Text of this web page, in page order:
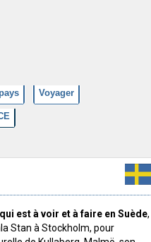
Voyager
est à voir et à faire en Suède,
Stan à Stockholm, pour